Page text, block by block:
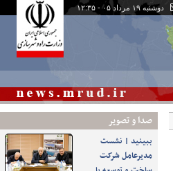
دوشنبه ۱۹ مرداد ۰۵ - ۱۲:۳۵
صدا و تصوير
ببینید | نشست
مدیرعامل شرکت